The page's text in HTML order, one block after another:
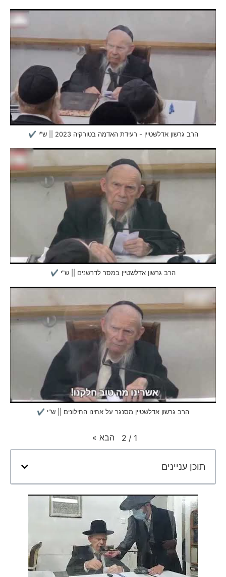
הרב גרשון אדלשטיין - רעידת האדמה בטורקיה 2023 || ש"י ✔
הרב גרשון אדלשטיין במסר לדרשנים || ש"י ✔
הרב גרשון אדלשטיין מסנגר על אחינו החילונים || ש"י ✔
1
/
2 הבא »
תוכן עניינים